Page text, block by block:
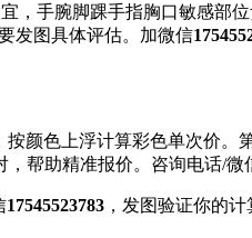
，手腕脚踝手指胸口敏感部位
发图具体评估。加微信
颜色上浮计算彩色单次价。
帮助精准报价。咨询电话/微
17545523783 ，发图验证你的